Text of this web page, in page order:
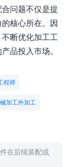
问题不仅是提
核心所在。因
断优化加工工
品投入市场。
程师
加工外加工
在后续装配或